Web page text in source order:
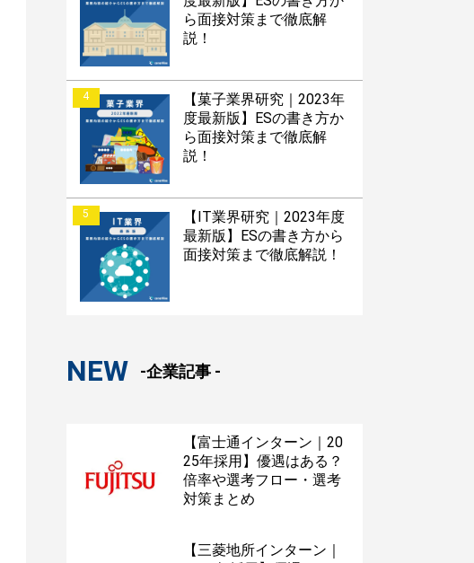
ら面接対策まで徹底解
説！
4
【菓子業界研究｜2023年
度最新版】ESの書き方か
ら面接対策まで徹底解
説！
5
【IT業界研究｜2023年度
最新版】ESの書き方から
面接対策まで徹底解説！
NEW -企業記事 -
【富士通インターン｜20
25年採用】優遇はある？
倍率や選考フロー・選考
対策まとめ
【三菱地所インターン｜